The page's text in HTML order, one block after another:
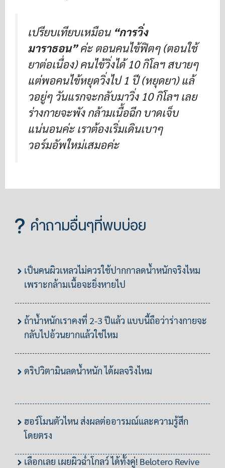
เปรียบเทียบเหมือน “การวิ่ง
มาราธอน”ค่ะ ตอนคนไข้ฟิตๆ (ตอนใช้
ยาต่อเนื่อง) คนไข้วิ่งได้ 10 กิโลฯ สบายๆ
แต่พอคนไข้หยุดวิ่งไป 1 ปี (หยุดยา) แล้
วอยู่ๆ วันแรกจะกลับมาวิ่ง 10 กิโลฯ เลย
ร่างกายจะพัง กล้ามเนื้อฉีก บาดเจ็บ
แน่นอนค่ะ เราต้องเริ่มเดินเบาๆ
วอร์มอัพใหม่เสมอค่ะ
คำถามอื่นๆที่พบบ่อย
เป็นคนผิวเหลวไม่ควรใช้ปากกาลดน้ำหนักจริงไหม
เพราะกล้ามเนื้อจะยิ่งหายไป
ถ้าน้ำหนักเราคงที่ 2-3 ปีแล้ว แบบนี้ถือว่าร่างกายจะ
กลับไปอ้วนยากแล้วใช่ไหม
ดริปวิตามินลดน้ำหนัก ได้ผลจริงไหม
ฮอร์โมนตัวไหน ส่งผลต่ออารมณ์และความรู้สึก
โดยตรง
เลือกเลย เผยผิวฉ่ำโกลว์ ได้ทั้งคู่! Belotero Revive